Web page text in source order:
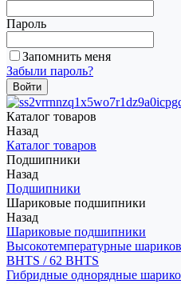
Пароль
Запомнить меня
Забыли пароль?
Каталог товаров
Назад
Каталог товаров
Подшипники
Назад
Подшипники
Шариковые подшипники
Назад
Шариковые подшипники
Высокотемпературные
BHTS / 62 BHTS
Гибридные однорядные